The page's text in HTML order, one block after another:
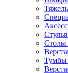
Столы
Тумбы